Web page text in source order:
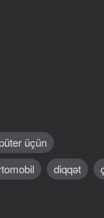
üçün
diqqət